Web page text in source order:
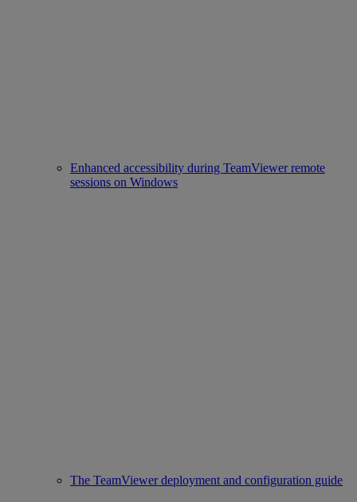
Enhanced accessibility during TeamViewer remote
sessions on Windows
The TeamViewer deployment and configuration guide